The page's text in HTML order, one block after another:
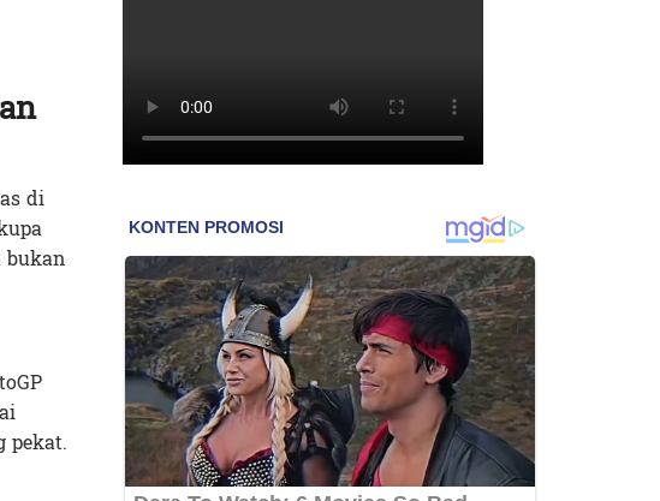
di
bukan
pekat.